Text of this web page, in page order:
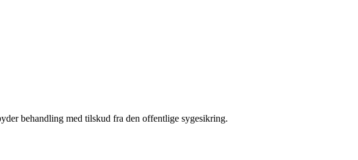
behandling med tilskud fra den offentlige sygesikring.